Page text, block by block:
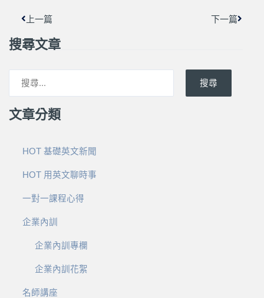
上一篇 下一篇
搜尋文章
搜尋
文章分類
HOT 基礎英文新聞
HOT 用英文聊時事
一對一課程心得
企業內訓
企業內訓專欄
企業內訓花絮
名師講座